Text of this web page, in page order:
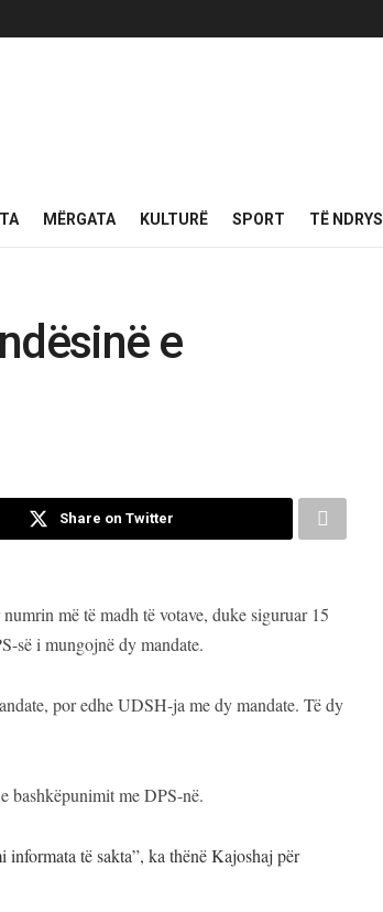
MËRGATA KULTURË SPORT TË
e
Share on Twitter
më të madh të votave, duke siguruar 15
së i mungojnë dy mandate.
por edhe UDSH-ja me dy mandate. Të dy
bashkëpunimit me DPS-në.
të sakta”, ka thënë Kajoshaj për